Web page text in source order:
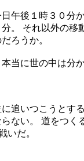
後１時３０分
。 それ以外の
ろうか。
に世の中は
追いつこうと
い。 道をつ
いだ。